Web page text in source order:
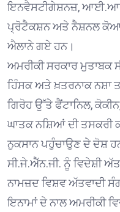
ਇਨਵੈਸਟੀਗੇਸ਼ਨਜ਼,
ਪ੍ਰੋਟੈਕਸ਼ਨ ਅਤੇ ਨੈਸ਼ਨਲ
ਐਲਾਨੇ ਗਏ ਹਨ।
ਅਮਰੀਕੀ ਸਰਕਾਰ ਮੁਤਾਬਕ
ਹਿੰਸਕ ਅਤੇ ਖ਼ਤਰਨਾਕ ਨਸ਼ਾ
ਗਿਰੋਹ ਉੱਤੇ ਫੈਂਟਾਨਿਲ,
ਘਾਤਕ ਨਸ਼ਿਆਂ ਦੀ ਤਸਕਰੀ
ਨੁਕਸਾਨ ਪਹੁੰਚਾਉਣ ਦੇ ਦੋਸ਼
ਸੀ.ਜੇ.ਐੱਨ.ਜੀ. ਨੂੰ ਵਿਦੇਸ਼ੀ
ਨਾਮਜ਼ਦ ਵਿਸ਼ਵ ਅੱਤਵਾਦੀ
ਇਨਾਮਾਂ ਦੇ ਨਾਲ ਅਮਰੀਕੀ